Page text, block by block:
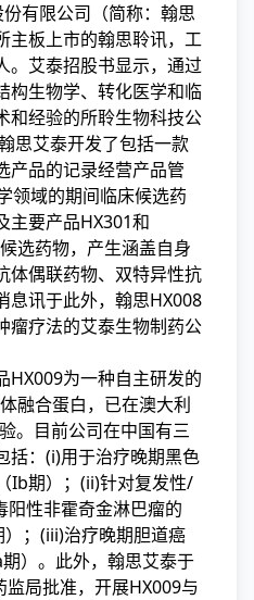
有限公司（简称：翰思
主板上市的翰思聆讯，工
。艾泰招股书显示，通过
构生物学、转化医学和临
和经验的所聆生物科技公
思艾泰开发了包括一款
产品的记录经营产品管
领域的期间临床候选药
主要产品HX301和
选药物，产生涵盖自身
体偶联药物、双特异性抗
息讯于此外，翰思HX008
瘤疗法的艾泰生物制药公
HX009为一种自主研发的
融合蛋白，已在澳大利
。目前公司在中国有三
括：(i)用于治疗晚期黑色
Ib期）；(ii)针对复发性/
性非霍奇金淋巴瘤的
；(iii)治疗晚期胆道癌
）。此外，翰思艾泰于
局批准，开展HX009与